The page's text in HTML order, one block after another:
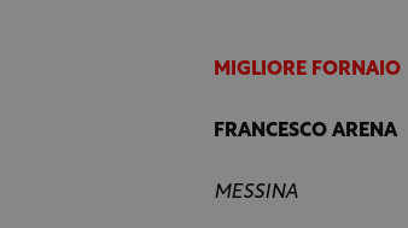
MIGLIORE FORNAIO
FRANCESCO ARENA
MESSINA